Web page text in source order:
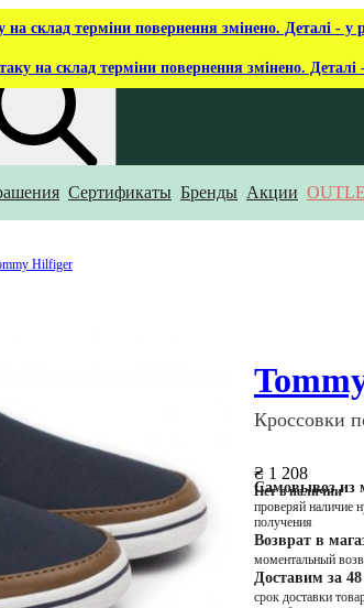
на склад терміни повернення змінено. Деталі - у
на склад терміни повернення змінено. Деталі
ты ищешь?Сертификаты Бренды Акции
Hilfiger
Кроссовки
₴ 1 208
Нет в наличии
Самовывоз из
проверяй наличие
получения
Возврат в
моментальный
Доставим за 48
срок доставки